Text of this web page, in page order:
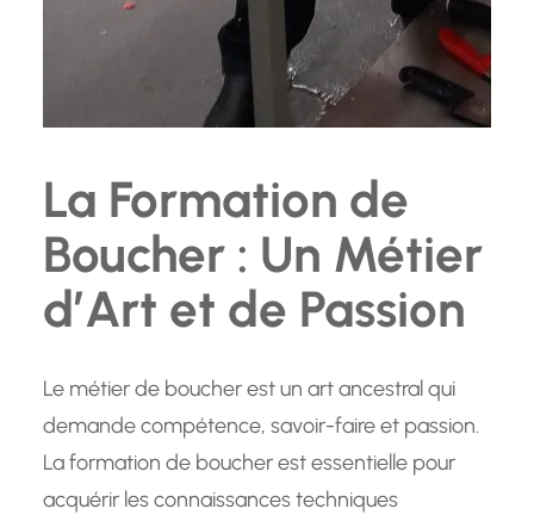
La Formation de
Boucher : Un Métier
d’Art et de Passion
Le métier de boucher est un art ancestral qui
demande compétence, savoir-faire et passion.
La formation de boucher est essentielle pour
acquérir les connaissances techniques